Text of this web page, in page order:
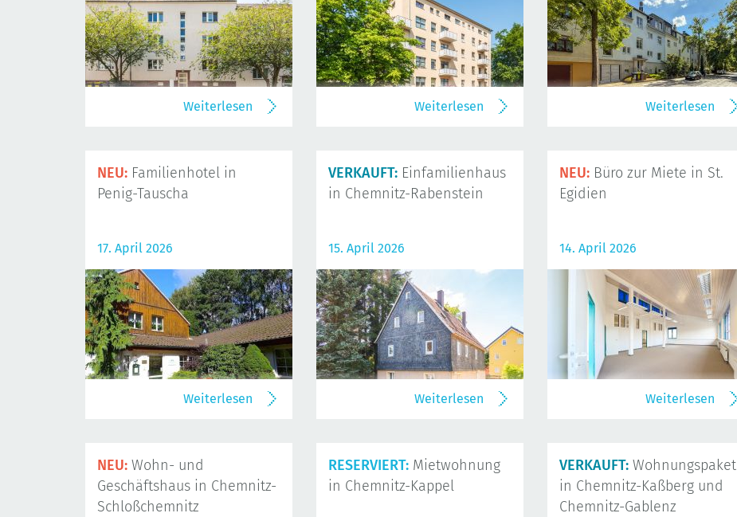
Weiterlesen Weiterlesen Weiterlesen
NEU: Familienhotel in
Penig-Tauscha
17. April 2026
Weiterlesen
VERKAUFT: Einfamilienhaus
in Chemnitz-Rabenstein
15. April 2026
Weiterlesen
NEU: Büro zur Miete in St.
Egidien
14. April 2026
Weiterlesen
NEU: Wohn- und
Geschäftshaus in Chemnitz-
Schloßchemnitz
RESERVIERT: Mietwohnung
in Chemnitz-Kappel
VERKAUFT: Wohnungspaket
in Chemnitz-Kaßberg und
Chemnitz-Gablenz